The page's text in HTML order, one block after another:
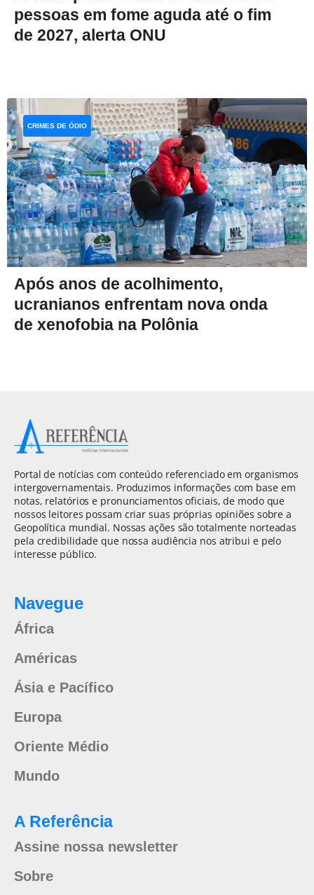
pessoas em fome aguda até o fim
de 2027, alerta ONU
Após anos de acolhimento,
ucranianos enfrentam nova onda
de xenofobia na Polônia
CRIMES DE ÓDIO
Portal de notícias com conteúdo referenciado em organismos
intergovernamentais. Produzimos informações com base em
notas, relatórios e pronunciamentos oficiais, de modo que
nossos leitores possam criar suas próprias opiniões sobre a
Geopolítica mundial. Nossas ações são totalmente norteadas
pela credibilidade que nossa audiência nos atribui e pelo
interesse público.
Navegue
África
Américas
Ásia e Pacífico
Europa
Oriente Médio
Mundo
A Referência
Assine nossa newsletter
Sobre